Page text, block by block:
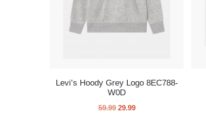
Levi’s Hoody Grey Logo 8EC788-
W0D
59.99 29.99